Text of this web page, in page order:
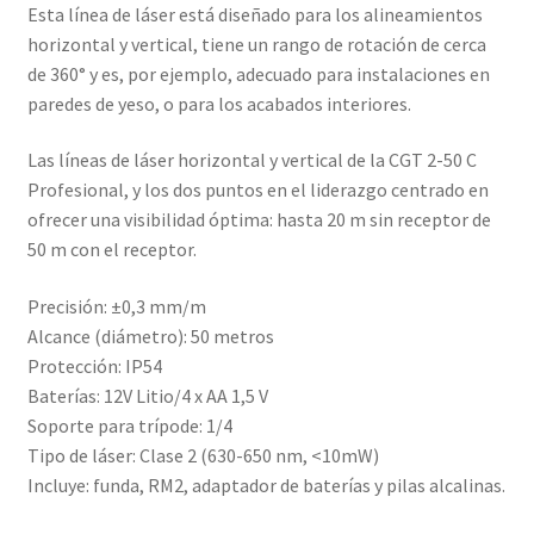
Esta línea de láser está diseñado para los alineamientos
horizontal y vertical, tiene un rango de rotación de cerca
de 360° y es, por ejemplo, adecuado para instalaciones en
paredes de yeso, o para los acabados interiores.
Las líneas de láser horizontal y vertical de la CGT 2-50 C
Profesional, y los dos puntos en el liderazgo centrado en
ofrecer una visibilidad óptima: hasta 20 m sin receptor de
50 m con el receptor.
Precisión: ±0,3 mm/m
Alcance (diámetro): 50 metros
Protección: IP54
Baterías: 12V Litio/4 x AA 1,5 V
Soporte para trípode: 1/4
Tipo de láser: Clase 2 (630-650 nm, <10mW)
Incluye: funda, RM2, adaptador de baterías y pilas alcalinas.